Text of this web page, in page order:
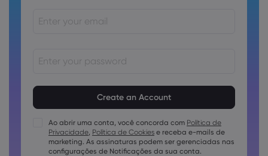
As senhas devem conter pelo menos 1 letra maiúscula
As senhas devem conter pelo menos 1 letra minúscula
A senha deve conter ~!@#£%^e)_-+=:;&lt;&gt;{,[]?,.
Ao abrir uma conta, você concorda com Política de
Privacidade, Política de Cookies e receba e-mails de
marketing. As assinaturas podem ser gerenciadas nas
configurações de Notificações da sua conta.